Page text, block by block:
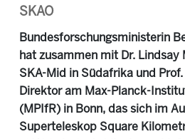
SKAO
Bundesforschungsministerin
hat zusammen mit Dr. Lindsay
SKA-Mid in Südafrika und
Direktor am Max-Planck-
(MPIfR) in Bonn, das sich im
Superteleskop Square